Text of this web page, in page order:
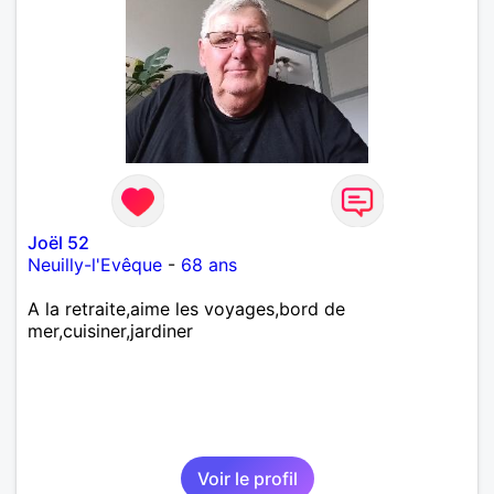
Joël 52
Neuilly-l'Evêque - 68 ans
A la retraite,aime les voyages,bord de
mer,cuisiner,jardiner
Voir le profil